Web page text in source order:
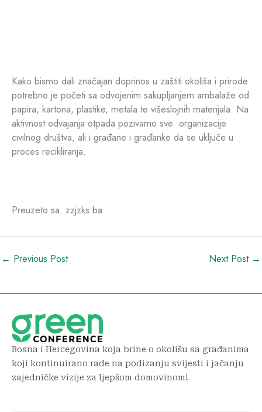
Kako bismo dali značajan doprinos u zaštiti okoliša i prirode
potrebno je početi sa odvojenim sakupljanjem ambalaže od
papira, kartona, plastike, metala te višeslojnih materijala. Na
aktivnost odvajanja otpada pozivamo sve organizacije
civilnog društva, ali i građane i građanke da se uključe u
proces recikliranja.
Preuzeto sa: zzjzks.ba
← Previous Post Next Post →
Bosna i Hercegovina koja brine o okolišu sa građanima
koji kontinuirano rade na podizanju svijesti i jačanju
zajedničke vizije za ljepšom domovinom!